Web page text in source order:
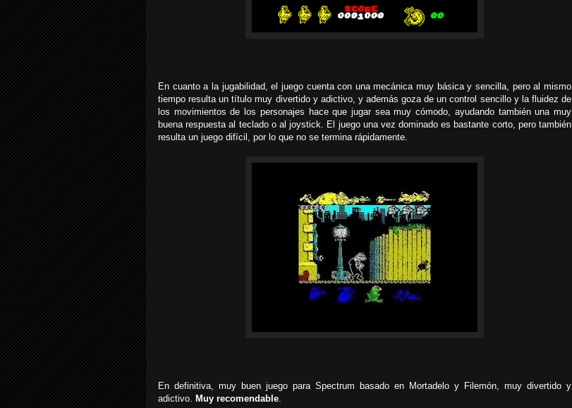
En cuanto a la jugabilidad, el juego cuenta con una mecánica muy básica y sencilla, pero al mismo
tiempo resulta un título muy divertido y adictivo, y además goza de un control sencillo y la fluidez de
los movimientos de los personajes hace que jugar sea muy cómodo, ayudando también una muy
buena respuesta al teclado o al joystick. El juego una vez dominado es bastante corto, pero también
resulta un juego difícil, por lo que no se termina rápidamente.
En definitiva, muy buen juego para Spectrum basado en Mortadelo y Filemón, muy divertido y
adictivo. Muy recomendable.